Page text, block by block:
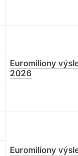
Euromiliony
2026
Euromiliony